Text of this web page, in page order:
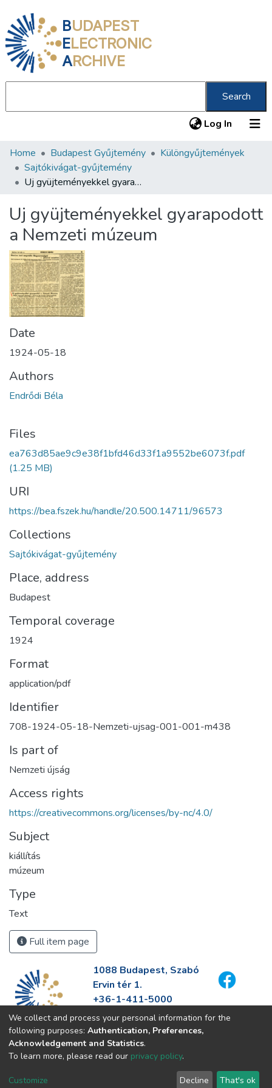
BUDAPEST
ELECTRONIC
ARCHIVE
Search
Log In (current)
Communities & Collections
All of DSpace
About us
Home Budapest Gyűjtemény
Különgyűjtemények
Sajtókivágat-gyűjtemény
Uj gyüjteményekkel gyarapodott a Nemzeti múzeum
Uj gyüjteményekkel gyarapodott
a Nemzeti múzeum
Date
1924-05-18
Authors
Endrődi Béla
Files
ea763d85ae9c9e38f1bfd46d33f1a9552be6073f.pdf
(1.25 MB)
URI
https://bea.fszek.hu/handle/20.500.14711/96573
Collections
Sajtókivágat-gyűjtemény
Place, address
Budapest
Temporal coverage
1924
Format
application/pdf
Identifier
708-1924-05-18-Nemzeti-ujsag-001-001-m438
Is part of
Nemzeti újság
Access rights
https://creativecommons.org/licenses/by-nc/4.0/
Subject
kiállítás
múzeum
Type
Text
Full item page
1088 Budapest, Szabó
Ervin tér 1.
+36-1-411-5000
info@fszek.hu
https://fszek.hu
We collect and process your personal information for the
following purposes: Authentication, Preferences,
Acknowledgement and Statistics.
To learn more, please read our privacy policy.
Customize Decline That's ok